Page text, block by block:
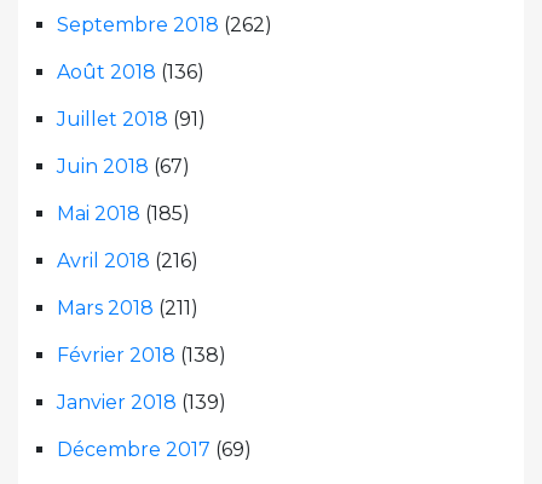
Septembre 2018 (262)
Août 2018 (136)
Juillet 2018 (91)
Juin 2018 (67)
Mai 2018 (185)
Avril 2018 (216)
Mars 2018 (211)
Février 2018 (138)
Janvier 2018 (139)
Décembre 2017 (69)